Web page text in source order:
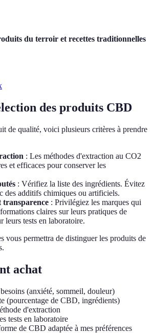
du terroir et recettes traditionnelles
des produits CBD
de qualité, voici plusieurs critères à prendre
: Les méthodes d'extraction au CO2
et efficaces pour conserver les
: Vérifiez la liste des ingrédients. Évitez
des additifs chimiques ou artificiels.
: Privilégiez les marques qui
claires sur leurs pratiques de
leurs tests en laboratoire.
vous permettra de distinguer les produits de
achat
(anxiété, sommeil, douleur)
(pourcentage de CBD, ingrédients)
d'extraction
tests en laboratoire
de CBD adaptée à mes préférences